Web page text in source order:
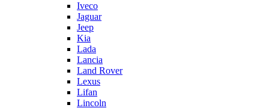
Iveco
Jaguar
Jeep
Kia
Lada
Lancia
Land Rover
Lexus
Lifan
Lincoln